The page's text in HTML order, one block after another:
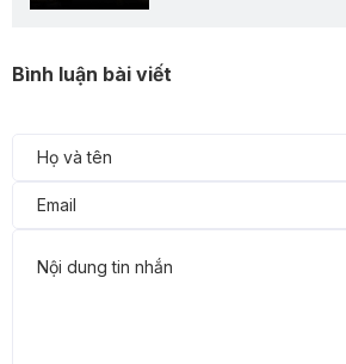
Bình luận bài viết